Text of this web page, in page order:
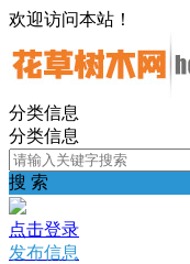
欢迎访问本站！
分类信息
分类信息
搜 索
点击登录
发布信息